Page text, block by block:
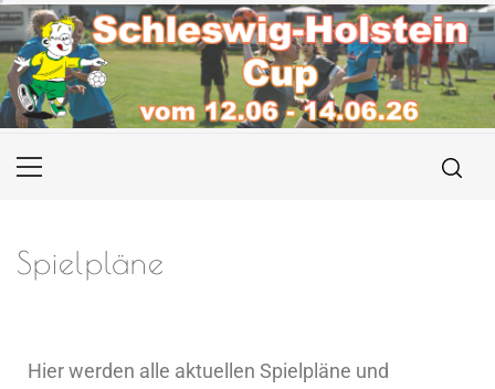
Spielpläne
Hier werden alle aktuellen Spielpläne und